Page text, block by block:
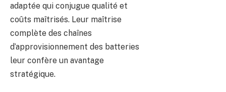
adaptée qui conjugue qualité et
coûts maîtrisés. Leur maîtrise
complète des chaînes
d’approvisionnement des batteries
leur confère un avantage
stratégique.